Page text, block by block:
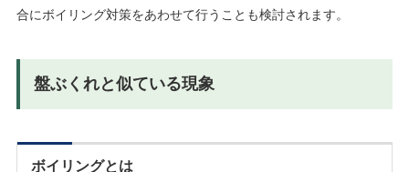
合にボイリング対策をあわせて行うことも検討されます。
盤ぶくれと似ている現象
ボイリングとは